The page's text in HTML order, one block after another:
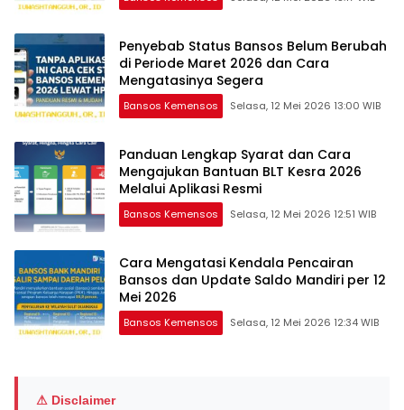
Penyebab Status Bansos Belum Berubah
di Periode Maret 2026 dan Cara
Mengatasinya Segera
Bansos Kemensos Selasa, 12 Mei 2026 13:00 WIB
Panduan Lengkap Syarat dan Cara
Mengajukan Bantuan BLT Kesra 2026
Melalui Aplikasi Resmi
Bansos Kemensos Selasa, 12 Mei 2026 12:51 WIB
Cara Mengatasi Kendala Pencairan
Bansos dan Update Saldo Mandiri per 12
Mei 2026
Bansos Kemensos Selasa, 12 Mei 2026 12:34 WIB
⚠ Disclaimer